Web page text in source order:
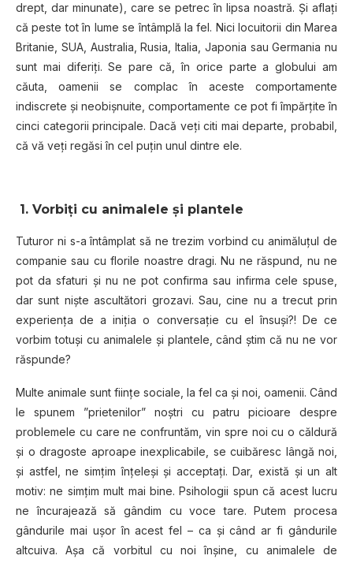
drept, dar minunate), care se petrec în lipsa noastră. Și aflați
că peste tot în lume se întâmplă la fel. Nici locuitorii din Marea
Britanie, SUA, Australia, Rusia, Italia, Japonia sau Germania nu
sunt mai diferiți. Se pare că, în orice parte a globului am
căuta, oamenii se complac în aceste comportamente
indiscrete și neobișnuite, comportamente ce pot fi împărțite în
cinci categorii principale. Dacă veți citi mai departe, probabil,
că vă veți regăsi în cel puțin unul dintre ele.
1. Vorbiți cu animalele și plantele
Tuturor ni s-a întâmplat să ne trezim vorbind cu animăluțul de
companie sau cu florile noastre dragi. Nu ne răspund, nu ne
pot da sfaturi și nu ne pot confirma sau infirma cele spuse,
dar sunt niște ascultători grozavi. Sau, cine nu a trecut prin
experiența de a iniția o conversație cu el însuși?! De ce
vorbim totuși cu animalele și plantele, când știm că nu ne vor
răspunde?
Multe animale sunt ființe sociale, la fel ca și noi, oamenii. Când
le spunem ”prietenilor” noștri cu patru picioare despre
problemele cu care ne confruntăm, vin spre noi cu o căldură
și o dragoste aproape inexplicabile, se cuibăresc lângă noi,
și astfel, ne simțim înțeleși și acceptați. Dar, există și un alt
motiv: ne simțim mult mai bine. Psihologii spun că acest lucru
ne încurajează să gândim cu voce tare. Putem procesa
gândurile mai ușor în acest fel – ca și când ar fi gândurile
altcuiva. Așa că vorbitul cu noi înșine, cu animalele de